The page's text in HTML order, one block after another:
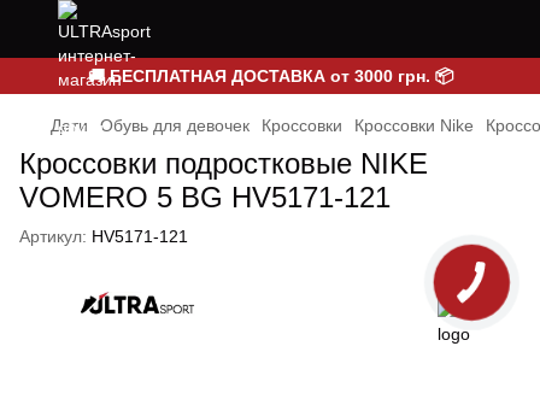
🚚 БЕСПЛАТНАЯ ДОСТАВКА от 3000 грн. 📦
Дети Обувь для девочек Кроссовки Кроссовки Nike
Кроссовки подростковые NIKE
VOMERO 5 BG HV5171-121
Артикул: HV5171-121